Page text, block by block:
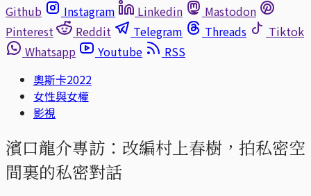
Github
Instagram Linkedin
Mastodon
Pinterest
Reddit Telegram Threads
Tiktok
Whatsapp
Youtube
RSS
奧斯卡2022
女性與女權
影視
濱口龍介專訪：改編村上春樹，拍私密空
間裏的私密對話